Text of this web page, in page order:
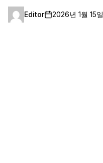
Editor 2026년 1월 15일